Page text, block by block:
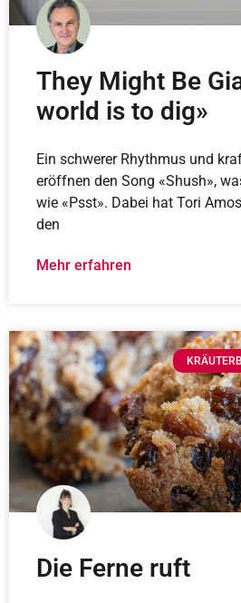
They Might Be
world is to dig»
Ein schwerer Rhythmus und
eröffnen den Song «Shush»,
wie «Psst». Dabei hat Tori
den
Mehr erfahren
Die Ferne ruft